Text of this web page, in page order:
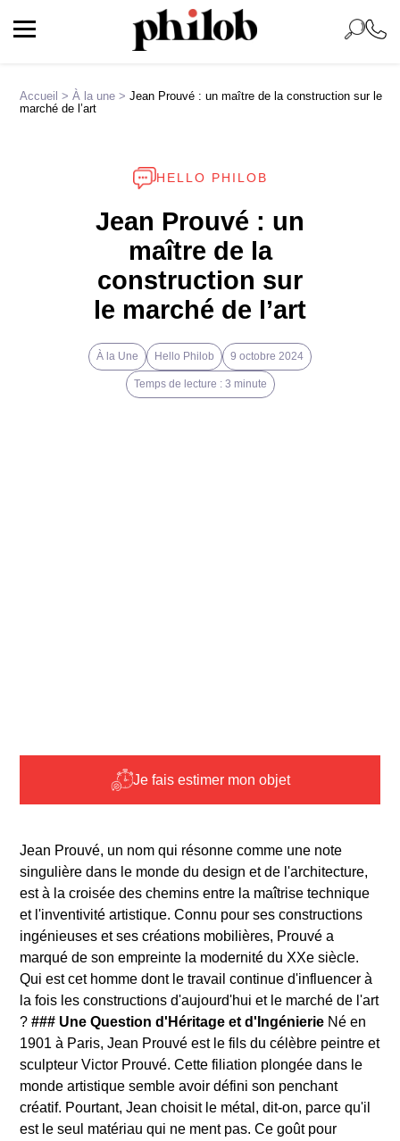
Accueil >À la une >Jean Prouvé : un maître de la construction sur le
marché de l’art
HELLO PHILOB
Jean Prouvé : un
maître de la
construction sur
le marché de l’art
À la Une Hello Philob 9 octobre 2024
Temps de lecture : 3 minute
Je fais estimer mon objet
Jean Prouvé, un nom qui résonne comme une note
singulière dans le monde du design et de l'architecture,
est à la croisée des chemins entre la maîtrise technique
et l'inventivité artistique. Connu pour ses constructions
ingénieuses et ses créations mobilières, Prouvé a
marqué de son empreinte la modernité du XXe siècle.
Qui est cet homme dont le travail continue d'influencer à
la fois les constructions d'aujourd'hui et le marché de l'art
?### Une Question d'Héritage et d'Ingénierie Né en
1901 à Paris, Jean Prouvé est le fils du célèbre peintre et
sculpteur Victor Prouvé. Cette filiation plongée dans le
monde artistique semble avoir défini son penchant
créatif. Pourtant, Jean choisit le métal, dit-on, parce qu'il
est le seul matériau qui ne ment pas. Ce goût pour